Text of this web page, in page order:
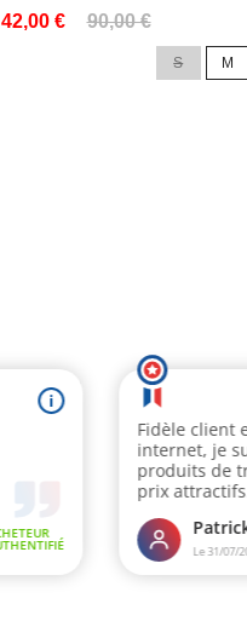
42,00 € 90,00 €
Prix
Prix
S M